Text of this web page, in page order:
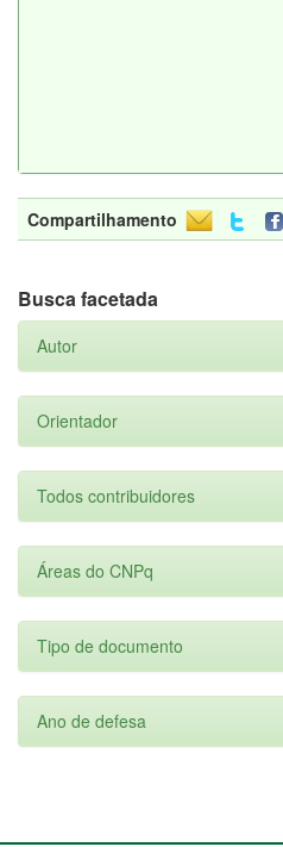
Compartilhamento
Busca facetada
Autor
Orientador
Todos contribuidores
Áreas do CNPq
Tipo de documento
Ano de defesa